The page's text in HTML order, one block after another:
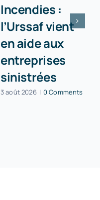
Incendies :
l’Urssaf vient
en aide aux
entreprises
sinistrées
3 août 2026 | 0 Comments